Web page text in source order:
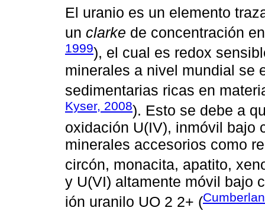
El uranio es un elemento
un clarke de concentración
1999), el cual es redox
minerales a nivel mundial se
sedimentarias ricas en
Kyser, 2008). Esto se debe a
oxidación U(IV), inmóvil bajo
minerales accesorios como
circón, monacita, apatito,
y U(VI) altamente móvil bajo
ión uranilo UO 2 2+ (